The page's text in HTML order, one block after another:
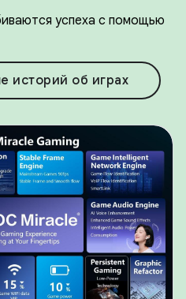
успеха с помощью
историй об играх